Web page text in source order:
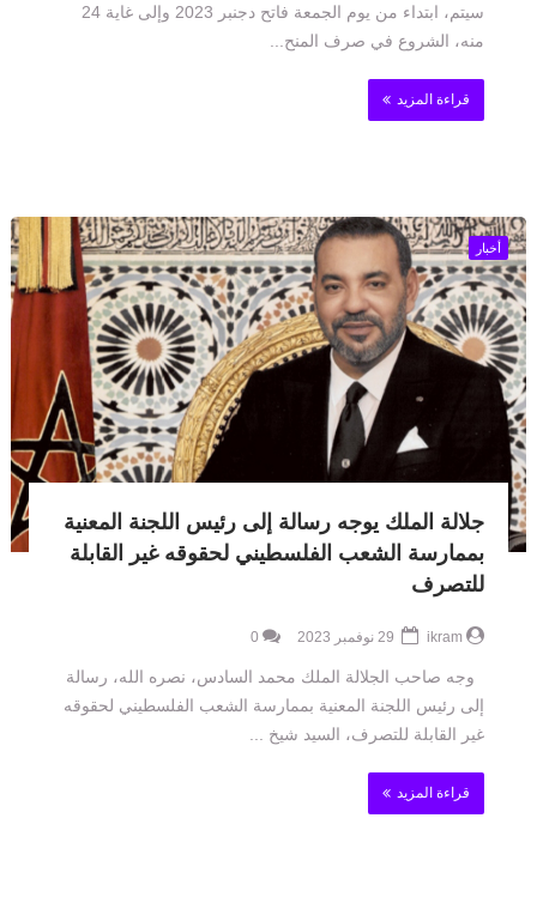
سيتم، ابتداء من يوم الجمعة فاتح دجنبر 2023 وإلى غاية 24
منه، الشروع في صرف المنح...
قراءة المزيد
أخبار
جلالة الملك يوجه رسالة إلى رئيس اللجنة المعنية
بممارسة الشعب الفلسطيني لحقوقه غير القابلة
للتصرف
ikram
0
وجه صاحب الجلالة الملك محمد السادس، نصره الله، رسالة
إلى رئيس اللجنة المعنية بممارسة الشعب الفلسطيني لحقوقه
غير القابلة للتصرف، السيد شيخ ...
قراءة المزيد